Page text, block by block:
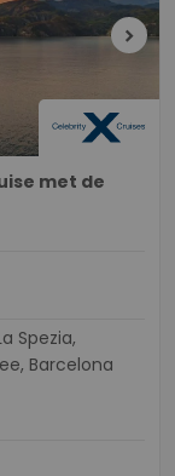
chevron_right
met de
Barcelona